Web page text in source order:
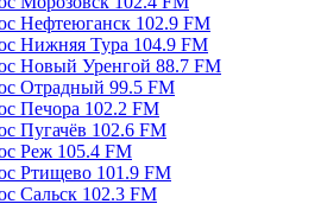
Нефтеюганск 102.9 FM
Нижняя Тура 104.9 FM
Новый Уренгой 88.7 FM
Отрадный 99.5 FM
Печора 102.2 FM
Пугачёв 102.6 FM
Реж 105.4 FM
Ртищево 101.9 FM
Сальск 102.3 FM